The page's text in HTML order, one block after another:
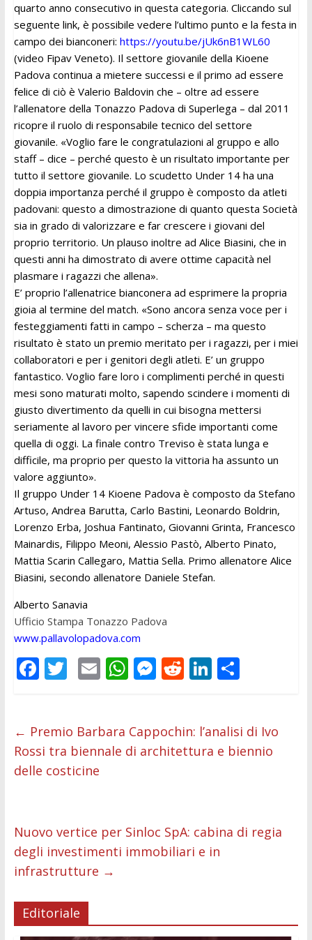
quarto anno consecutivo in questa categoria. Cliccando sul
seguente link, è possibile vedere l’ultimo punto e la festa in
campo dei bianconeri: https://youtu.be/jUk6nB1WL60
(video Fipav Veneto). Il settore giovanile della Kioene
Padova continua a mietere successi e il primo ad essere
felice di ciò è Valerio Baldovin che – oltre ad essere
l’allenatore della Tonazzo Padova di Superlega – dal 2011
ricopre il ruolo di responsabile tecnico del settore
giovanile. «Voglio fare le congratulazioni al gruppo e allo
staff – dice – perché questo è un risultato importante per
tutto il settore giovanile. Lo scudetto Under 14 ha una
doppia importanza perché il gruppo è composto da atleti
padovani: questo a dimostrazione di quanto questa Società
sia in grado di valorizzare e far crescere i giovani del
proprio territorio. Un plauso inoltre ad Alice Biasini, che in
questi anni ha dimostrato di avere ottime capacità nel
plasmare i ragazzi che allena».
E’ proprio l’allenatrice bianconera ad esprimere la propria
gioia al termine del match. «Sono ancora senza voce per i
festeggiamenti fatti in campo – scherza – ma questo
risultato è stato un premio meritato per i ragazzi, per i miei
collaboratori e per i genitori degli atleti. E’ un gruppo
fantastico. Voglio fare loro i complimenti perché in questi
mesi sono maturati molto, sapendo scindere i momenti di
giusto divertimento da quelli in cui bisogna mettersi
seriamente al lavoro per vincere sfide importanti come
quella di oggi. La finale contro Treviso è stata lunga e
difficile, ma proprio per questo la vittoria ha assunto un
valore aggiunto».
Il gruppo Under 14 Kioene Padova è composto da Stefano
Artuso, Andrea Barutta, Carlo Bastini, Leonardo Boldrin,
Lorenzo Erba, Joshua Fantinato, Giovanni Grinta, Francesco
Mainardis, Filippo Meoni, Alessio Pastò, Alberto Pinato,
Mattia Scarin Callegaro, Mattia Sella. Primo allenatore Alice
Biasini, secondo allenatore Daniele Stefan.
Alberto Sanavia
Ufficio Stampa Tonazzo Padova
www.pallavolopadova.com
F
b
o
o
T
er
E
l
W
s
A
M
e
n
R
di
t
Li
e
dI
C
di
vi
← Premio Barbara Cappochin: l’analisi di Ivo
Rossi tra biennale di architettura e biennio
delle costicine
Nuovo vertice per Sinloc SpA: cabina di regia
degli investimenti immobiliari e in
infrastrutture →
Editoriale